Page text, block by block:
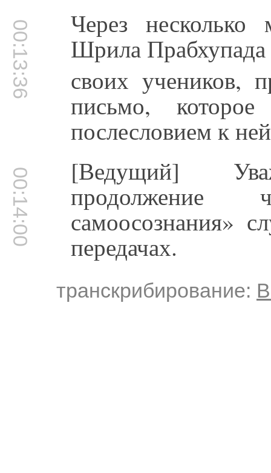
00:13:36 Через несколько
Шрила Прабхупада
своих учеников,
письмо,
послесловием к
00:14:00 [Ведущий]
продолжение
самоосознания»
передачах.
транскрибирование: